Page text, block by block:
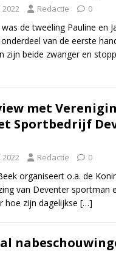
Redactie 0
was de tweeling Pauline en
van de eerste
zijn beide zwanger en
met
Sportbedrijf
Redactie 0
organiseert o.a. de
van Deventer sportman
hoe zijn dagelijkse […]